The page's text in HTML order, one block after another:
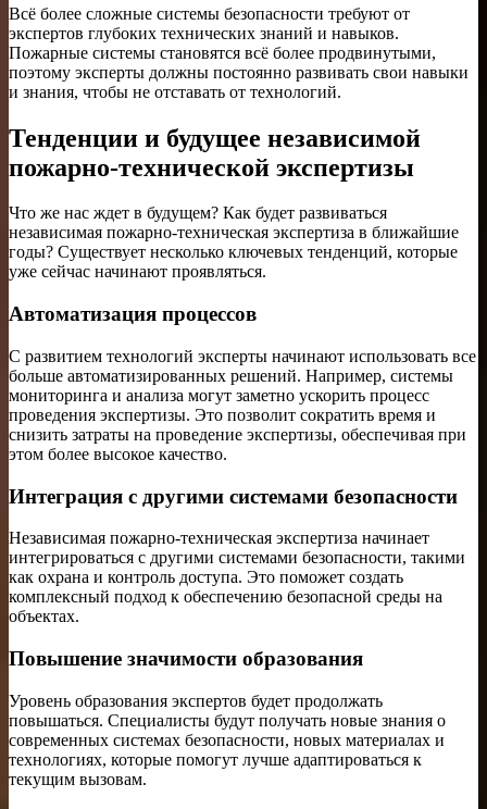
Всё более сложные системы безопасности требуют от
экспертов глубоких технических знаний и навыков.
Пожарные системы становятся всё более продвинутыми,
поэтому эксперты должны постоянно развивать свои навыки
и знания, чтобы не отставать от технологий.
Тенденции и будущее независимой
пожарно-технической экспертизы
Что же нас ждет в будущем? Как будет развиваться
независимая пожарно-техническая экспертиза в ближайшие
годы? Существует несколько ключевых тенденций, которые
уже сейчас начинают проявляться.
Автоматизация процессов
С развитием технологий эксперты начинают использовать все
больше автоматизированных решений. Например, системы
мониторинга и анализа могут заметно ускорить процесс
проведения экспертизы. Это позволит сократить время и
снизить затраты на проведение экспертизы, обеспечивая при
этом более высокое качество.
Интеграция с другими системами безопасности
Независимая пожарно-техническая экспертиза начинает
интегрироваться с другими системами безопасности, такими
как охрана и контроль доступа. Это поможет создать
комплексный подход к обеспечению безопасной среды на
объектах.
Повышение значимости образования
Уровень образования экспертов будет продолжать
повышаться. Специалисты будут получать новые знания о
современных системах безопасности, новых материалах и
технологиях, которые помогут лучше адаптироваться к
текущим вызовам.